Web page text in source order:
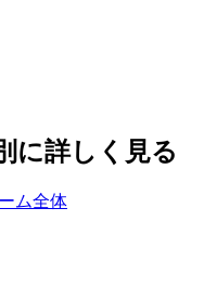
に詳しく見る
ム全体